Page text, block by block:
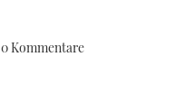
0 Kommentare